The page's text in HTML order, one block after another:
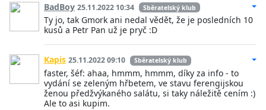
BadBoy 25.11.2022 10:34 Sběratelský klub
Ty jo, tak Gmork ani nedal vědět, že je posledních 10
kusů a Petr Pan už je pryč :D
Kapis 25.11.2022 09:10 Sběratelský klub
faster, šéf: ahaa, hmmm, hmmm, díky za info - to
vydání se zeleným hřbetem, ve stavu ferengijskou
ženou předžvýkaného salátu, si taky náležitě cením :)
Ale to asi kupim.